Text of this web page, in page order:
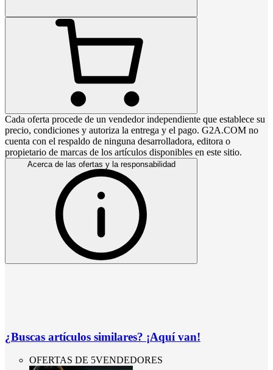
Cada oferta procede de un vendedor independiente que establece su
precio, condiciones y autoriza la entrega y el pago. G2A.COM no
cuenta con el respaldo de ninguna desarrolladora, editora o
propietario de marcas de los artículos disponibles en este sitio.
Acerca de las ofertas y la responsabilidad
¿Buscas artículos similares? ¡Aquí van!
OFERTAS DE 5VENDEDORES